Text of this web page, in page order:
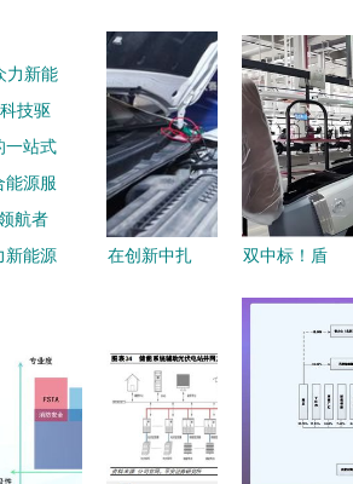
新能源
服务领
在创新中扎
精诚杯
2017比亚
迪新能源服
务技能大赛
双中标！盾
携手爱玛科
技，护航重
庆贵港两大